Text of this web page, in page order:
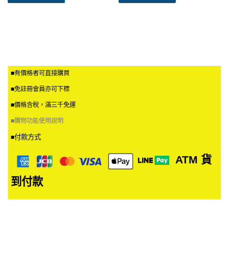
■有價格者可直接購買
■免註冊會員亦可下標
■價格含稅，滿三千免運
■購物功能使用說明
■付款方式
ATM 貨
到付款